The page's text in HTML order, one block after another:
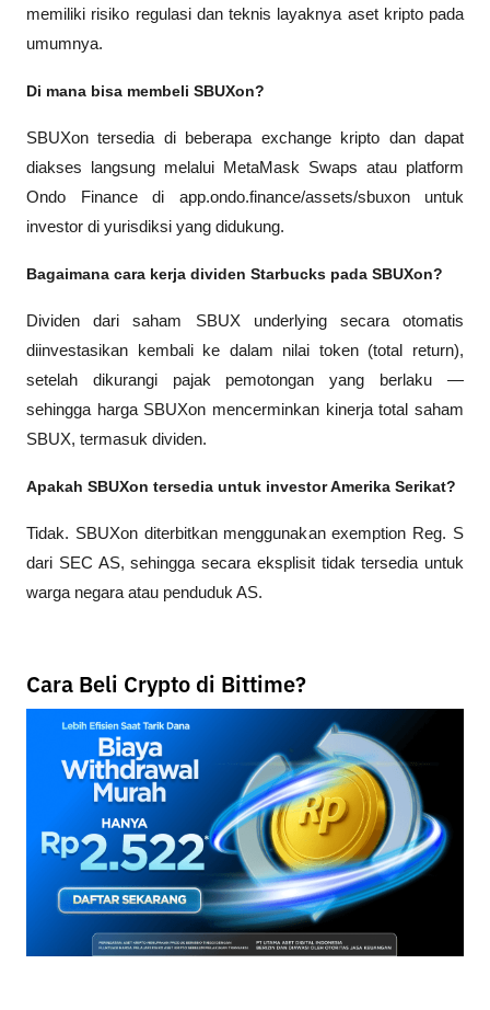
memiliki risiko regulasi dan teknis layaknya aset kripto pada
umumnya.
Di mana bisa membeli SBUXon?
SBUXon tersedia di beberapa exchange kripto dan dapat
diakses langsung melalui MetaMask Swaps atau platform
Ondo Finance di app.ondo.finance/assets/sbuxon untuk
investor di yurisdiksi yang didukung.
Bagaimana cara kerja dividen Starbucks pada SBUXon?
Dividen dari saham SBUX underlying secara otomatis
diinvestasikan kembali ke dalam nilai token (total return),
setelah dikurangi pajak pemotongan yang berlaku —
sehingga harga SBUXon mencerminkan kinerja total saham
SBUX, termasuk dividen.
Apakah SBUXon tersedia untuk investor Amerika Serikat?
Tidak. SBUXon diterbitkan menggunakan exemption Reg. S
dari SEC AS, sehingga secara eksplisit tidak tersedia untuk
warga negara atau penduduk AS.
Cara Beli Crypto di Bittime?